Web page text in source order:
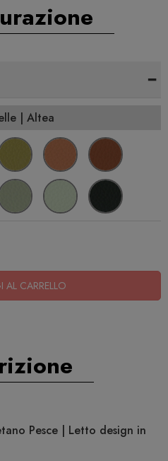
-
| Altea
CARRELLO
Pesce | Letto design in